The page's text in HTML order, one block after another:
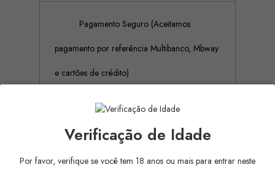
Pagamento Seguro (Aceitamos
pagamento por referência Multibanco, Mbway
e cartões de crédito)
Descrição Detalhes do produto
Aproveite os 10 modos de vibração incríveis
Verificação de Idade
Por favor, verifique se você tem 18 anos ou mais para entrar neste